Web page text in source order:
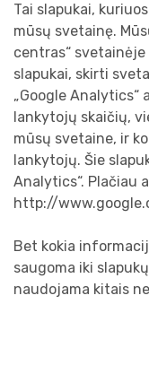
Tai slapukai,
mūsų svetainę.
centras“
slapukai, skirti
„Google
lankytojų skaičių,
mūsų svetaine, ir
lankytojų. Šie
Analytics“. Plačiau
http://
Bet kokia
saugoma iki
naudojama kitais